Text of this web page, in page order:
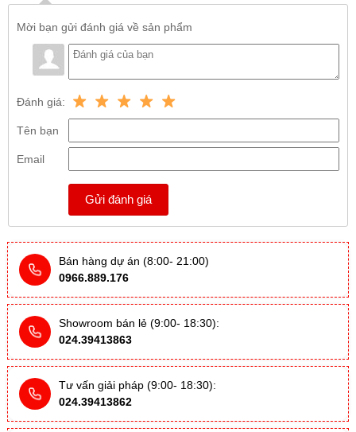
Mời bạn gửi đánh giá về sản phẩm
Đánh giá:
Tên bạn
Email
Gửi đánh giá
Bán hàng dự án (8:00- 21:00)
0966.889.176
Showroom bán lẻ (9:00- 18:30):
024.39413863
Tư vấn giải pháp (9:00- 18:30):
024.39413862